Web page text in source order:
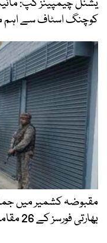
یشنل چیمپینز کپ:
کوچنگ اسٹاف سے اہم
مقبوضہ کشمیر میں
بھارتی فورسز کے 26 مقامات پر چھاپے